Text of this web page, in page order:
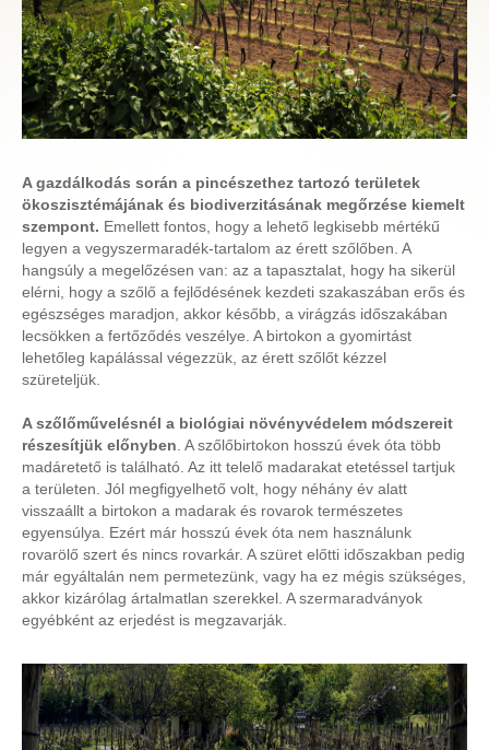
Agazdálkodás során a pincészethez tartozó területek
ökoszisztémájának és biodiverzitásának megőrzése kiemelt
szempont. Emellett fontos, hogy a lehető legkisebb mértékű
legyen a vegyszermaradék-tartalom az érett szőlőben. A
hangsúly a megelőzésen van: az a tapasztalat, hogy ha sikerül
elérni, hogy a szőlő a fejlődésének kezdeti szakaszában erős és
egészséges maradjon, akkor később, a virágzás időszakában
lecsökken a fertőződés veszélye. A birtokon a gyomirtást
lehetőleg kapálással végezzük, az érett szőlőt kézzel
szüreteljük.
A szőlőművelésnél a biológiai növényvédelem módszereit
részesítjük előnyben . A szőlőbirtokon hosszú évek óta több
madáretető is található. Az itt telelő madarakat etetéssel tartjuk
a területen. Jól megfigyelhető volt, hogy néhány év alatt
visszaállt a birtokon a madarak és rovarok természetes
egyensúlya. Ezért már hosszú évek óta nem használunk
rovarölő szert és nincs rovarkár. A szüret előtti időszakban pedig
már egyáltalán nem permetezünk, vagy ha ez mégis szükséges,
akkor kizárólag ártalmatlan szerekkel. A szermaradványok
egyébként az erjedést is megzavarják.